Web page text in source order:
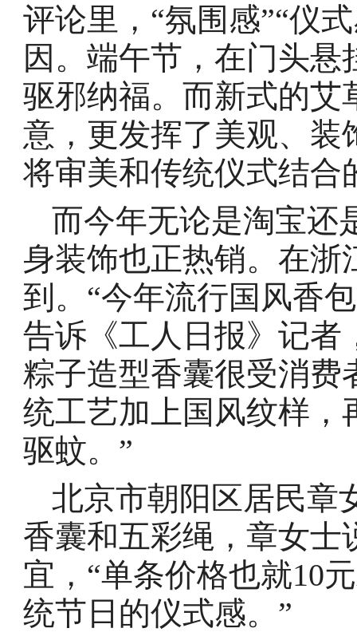
评论里，“氛围感”“仪
因。端午节，在门头
驱邪纳福。而新式的艾
意，更发挥了美观、装
将审美和传统仪式结合
而今年无论是淘宝还
身装饰也正热销。在浙
到。“今年流行国风香
告诉《工人日报》记者
粽子造型香囊很受消费
统工艺加上国风纹样，
驱蚊。”
北京市朝阳区居民章
香囊和五彩绳，章女士
宜，“单条价格也就10
统节日的仪式感。”